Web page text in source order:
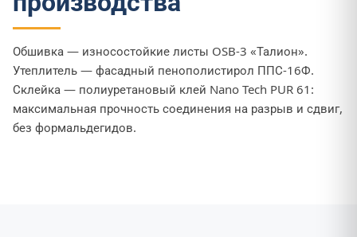
Обшивка — износостойкие листы OSB-3 «Талион».
Утеплитель — фасадный пенополистирол ППС-16Ф.
Склейка — полиуретановый клей Nano Tech PUR 61:
максимальная прочность соединения на разрыв и сдвиг,
без формальдегидов.